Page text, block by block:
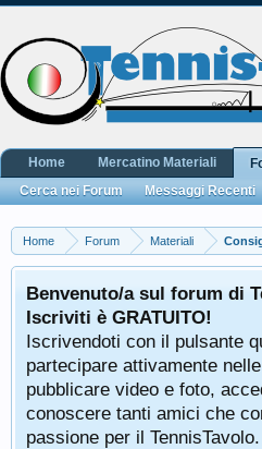
Home Forum Materiali
Benvenuto/a sul forum di
Iscriviti è GRATUITO!
Iscrivendoti con il pulsante
partecipare attivamente
pubblicare video e foto,
conoscere tanti amici che
passione per il
Home Mercatino Materiali
Cerca nei Forum
Messaggi Recenti